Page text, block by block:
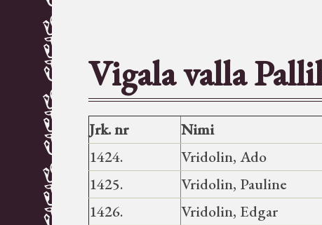
Vigala valla
Jrk. nr Nimi
1424.
Vridolin, Ado
1425.
Vridolin, Pauline
1426.
Vridolin, Edgar